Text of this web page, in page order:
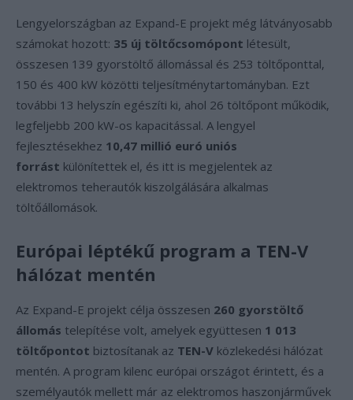
Lengyelországban az Expand-E projekt még látványosabb
számokat hozott: 35 új töltőcsomópont létesült,
összesen 139 gyorstöltő állomással és 253 töltőponttal,
150 és 400 kW közötti teljesítménytartományban. Ezt
további 13 helyszín egészíti ki, ahol 26 töltőpont működik,
legfeljebb 200 kW-os kapacitással. A lengyel
fejlesztésekhez 10,47 millió euró uniós
forrást különítettek el, és itt is megjelentek az
elektromos teherautók kiszolgálására alkalmas
töltőállomások.
Európai léptékű program a TEN-V
hálózat mentén
Az Expand-E projekt célja összesen 260 gyorstöltő
állomás telepítése volt, amelyek együttesen 1 013
töltőpontot biztosítanak az TEN-V közlekedési hálózat
mentén. A program kilenc európai országot érintett, és a
személyautók mellett már az elektromos haszonjárművek